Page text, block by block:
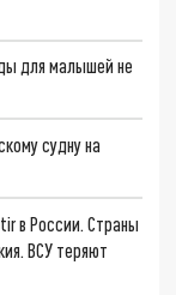
для малышей не
судну на
в России. Страны
ВСУ теряют